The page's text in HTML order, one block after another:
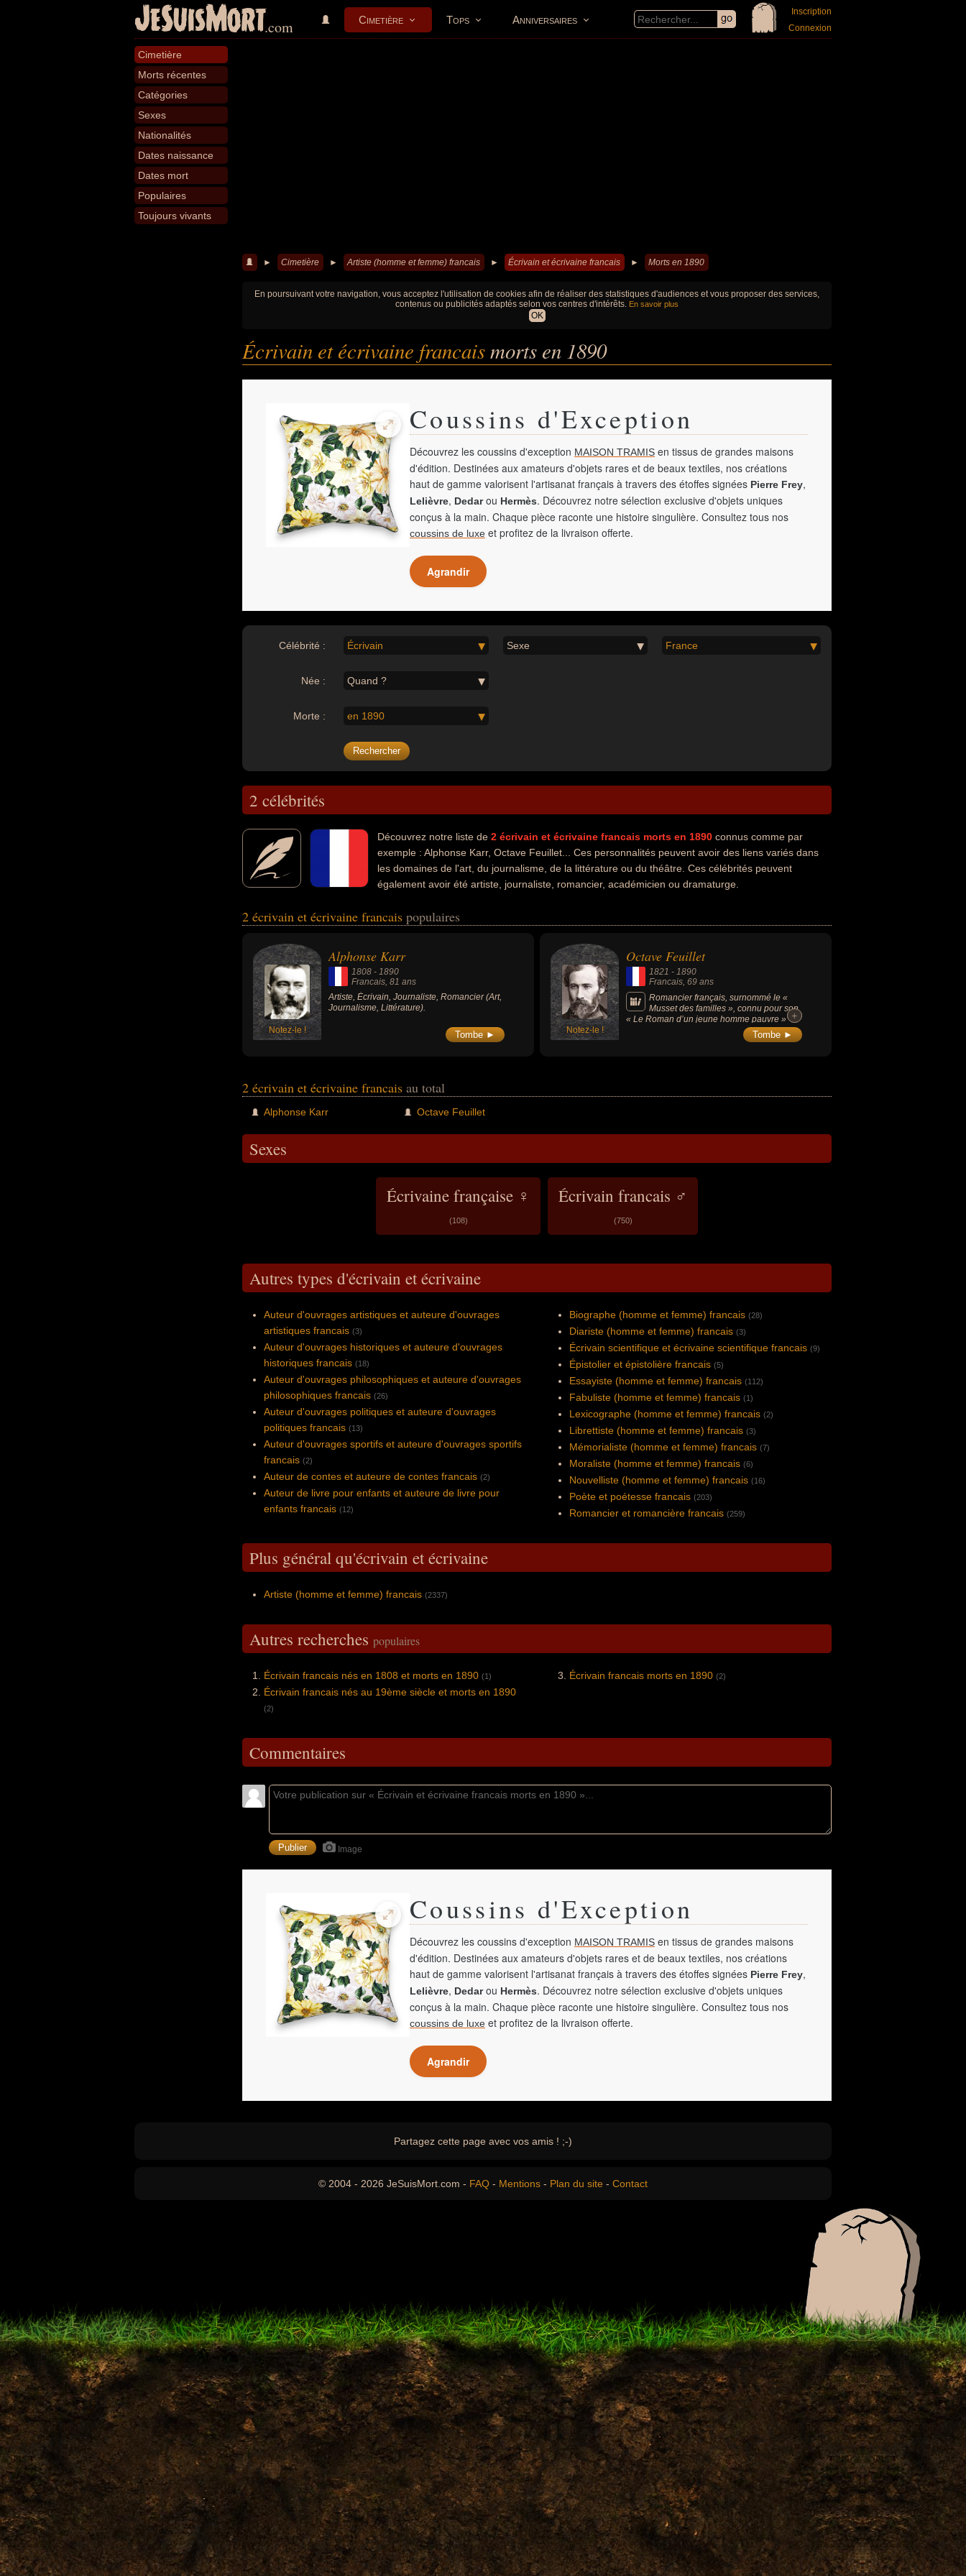
JeSuisMort.com Cimetière Tops Anniversaires
Inscription
Connexion
Cimetière
Morts récentes
Catégories
Sexes
Nationalités
Dates naissance
Dates mort
Populaires
Toujours vivants
► Cimetière ► Artiste (homme et femme) francais ► Écrivain et écrivaine francais ► Morts en 1890
En poursuivant votre navigation, vous acceptez l'utilisation de cookies afin de réaliser des statistiques d'audiences et vous proposer des services,
contenus ou publicités adaptés selon vos centres d'intérêts. En savoir plus
OK
Écrivain et écrivaine francaismorts en 1890
Coussins d'Exception
Découvrez les coussins d'exception MAISON TRAMIS en tissus de grandes maisons
d'édition. Destinées aux amateurs d'objets rares et de beaux textiles, nos créations
haut de gamme valorisent l'artisanat français à travers des étoffes signées Pierre Frey,
Lelièvre, Dedarou Hermès. Découvrez notre sélection exclusive d'objets uniques
conçus à la main. Chaque pièce raconte une histoire singulière. Consultez tous nos
coussins de luxe et profitez de la livraison offerte.
Agrandir
Célébrité : Écrivain Sexe France
Née : Quand ?
Morte : en 1890
2 célébrités
Découvrez notre liste de 2 écrivain et écrivaine francais morts en 1890 connus comme par
exemple : Alphonse Karr, Octave Feuillet... Ces personnalités peuvent avoir des liens variés dans
les domaines de l'art, du journalisme, de la littérature ou du théâtre. Ces célébrités peuvent
également avoir été artiste, journaliste, romancier, académicien ou dramaturge.
2 écrivain et écrivaine francais populaires
Notez-le !
Alphonse Karr
1808 - 1890
Francais, 81 ans
Artiste, Écrivain, Journaliste, Romancier (Art,
Journalisme, Littérature).
Tombe ► Notez-le !
Octave Feuillet
1821 -1890
Francais, 69 ans
Romancier français, surnommé le «
Musset des familles », connu pour son
« Le Roman d’un jeune homme pauvre »
(1858), il fut membre de l'Académie
+
+
Tombe ►
2 écrivain et écrivaine francais au total
Alphonse Karr Octave Feuillet
Sexes
Écrivaine française ♀
(108)
Écrivain francais ♂
(750)
Autres types d'écrivain et écrivaine
Auteur d'ouvrages artistiques et auteure d'ouvrages
artistiques francais (3)
Auteur d'ouvrages historiques et auteure d'ouvrages
historiques francais (18)
Auteur d'ouvrages philosophiques et auteure d'ouvrages
philosophiques francais (26)
Auteur d'ouvrages politiques et auteure d'ouvrages
politiques francais (13)
Auteur d'ouvrages sportifs et auteure d'ouvrages sportifs
francais (2)
Auteur de contes et auteure de contes francais (2)
Auteur de livre pour enfants et auteure de livre pour
enfants francais (12)
Biographe (homme et femme) francais (28)
Diariste (homme et femme) francais (3)
Écrivain scientifique et écrivaine scientifique francais (9)
Épistolier et épistolière francais (5)
Essayiste (homme et femme) francais (112)
Fabuliste (homme et femme) francais (1)
Lexicographe (homme et femme) francais (2)
Librettiste (homme et femme) francais (3)
Mémorialiste (homme et femme) francais (7)
Moraliste (homme et femme) francais (6)
Nouvelliste (homme et femme) francais (16)
Poète et poétesse francais (203)
Romancier et romancière francais (259)
Plus général qu'écrivain et écrivaine
Artiste (homme et femme) francais (2337)
Autres recherches populaires
Écrivain francais nés en 1808 et morts en 1890 (1)
Écrivain francais nés au 19ème siècle et morts en 1890
(2)
Écrivain francais morts en 1890 (2)
Commentaires
Image
Coussins d'Exception
Découvrez les coussins d'exception MAISON TRAMIS en tissus de grandes maisons
d'édition. Destinées aux amateurs d'objets rares et de beaux textiles, nos créations
haut de gamme valorisent l'artisanat français à travers des étoffes signées Pierre Frey,
Lelièvre, Dedarou Hermès. Découvrez notre sélection exclusive d'objets uniques
conçus à la main. Chaque pièce raconte une histoire singulière. Consultez tous nos
coussins de luxe et profitez de la livraison offerte.
Agrandir
Partagez cette page avec vos amis ! ;-)
© 2004 - 2026 JeSuisMort.com - FAQ - Mentions - Plan du site - Contact